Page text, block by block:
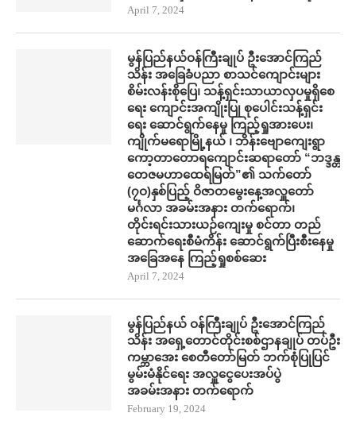
April 7, 2024
မွန်ပြည်နယ်ဝန်ကြီးချုပ် ဦးအောင်ကြည်
သိန်း အ​ခြေခံပညာ စာသင်​ကျောင်းများ
စိမ်းလန်းစို​​ပြေ​၊ သန့်ရှင်းသာယာလှ​ပ​မှုရှိ​စေ
ရေး ကျောင်းအကျိုးပြု စု​ပေါင်းသန့်ရှင်း​
ရေး ​ဆောင်ရွက်နေမှု ကြည့်ရှုအား​ပေး၊
ကျိုက်မရောမြို့နယ် ၊ ဘိန်းဗျောကျေးရွာ
ကော့တာတောရကျောင်းဆရာတော် “ဘဒ္ဒန္တ
တေဇမဟာထေရ်မြတ်”၏ သက်တော်
(၇ဝ)နှစ်ပြည့် ဝိဇာတမွေးနေ့အလှူတော်
မင်္ဂလာ အခမ်းအနား တက်​ရောက်၊
တိုင်းရင်းသားယဉ်ကျေးမှု စင်တာ တည်​
ဆောက်​ရေးစီမံကိန်း ​ဆောင်ရွက်ပြီးစီး​နေမှု
အ​ခြေအ​နေ ကြည့်ရှုစစ်​ဆေး
April 7, 2024
မွန်ပြည်နယ် ဝန်ကြီးချုပ် ဦး​အောင်ကြည်
သိန်း အရှေ့တောင်တိုင်းစစ်ဌာနချုပ် တပ်ဦး
ကမ္ဘာ​အေး စေတီ​တော်မြတ် ဘက်စုံပြုပြင်
မွမ်းမံနိုင်​ရေး အလှူ​ငွေ​ပေးအပ်ပွဲ
အခမ်းအနား တက်​ရောက်
February 19, 2024